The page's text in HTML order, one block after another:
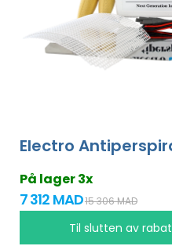
Electro
På lager 3x
7 312 MAD15 306 MAD
Til slutten av